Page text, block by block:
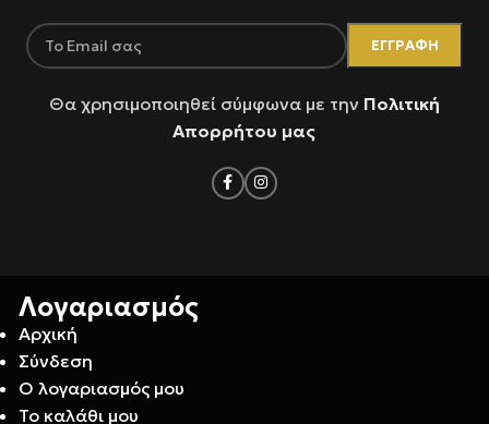
Θα χρησιμοποιηθεί σύμφωνα με την Πολιτική
Απορρήτου μας
Λογαριασμός
Αρχική
Σύνδεση
Ο λογαριασμός μου
Το καλάθι μου